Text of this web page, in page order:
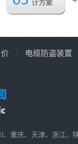
电缆防盗装置
重庆、天津、浙江